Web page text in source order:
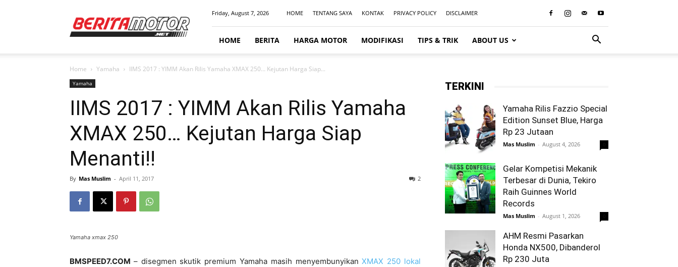
Friday, August 7, 2026 HOME TENTANG SAYA KONTAK PRIVACY POLICY DISCLAIMER
HOME BERITA HARGA MOTOR MODIFIKASI TIPS & TRIK ABOUT US
Home Yamaha IIMS 2017 : YIMM Akan Rilis Yamaha XMAX 250… Kejutan Harga Siap...
Yamaha
IIMS 2017 : YIMM Akan Rilis Yamaha
XMAX 250… Kejutan Harga Siap
Menanti!!
By Mas Muslim - April 11, 2017 2
Yamaha xmax 250
BMSPEED7.COM – disegmen skutik premium Yamaha masih menyembunyikanXMAX 250 lokal
TERKINI
Yamaha Rilis Fazzio Special
Edition Sunset Blue, Harga
Rp 23 Jutaan
Mas Muslim - August 4, 2026
Gelar Kompetisi Mekanik
Terbesar di Dunia, Tekiro
Raih Guinnes World
Records
Mas Muslim - August 1, 2026
AHM Resmi Pasarkan
Honda NX500, Dibanderol
Rp 230 Juta